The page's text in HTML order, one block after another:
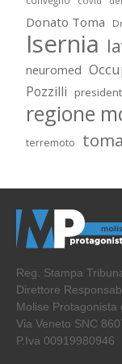
Donato Toma
Isernia
neuromed
Pozzilli
regione
terremoto toma
Reg. Stampa
Direttore
Molise Protagonista
Via Veneto SNC
P.Iva 00919980946